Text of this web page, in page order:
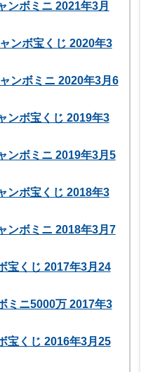
ンボミニ 2021年3月
ンボ宝くじ 2020年3
ンボミニ 2020年3月6
ンボ宝くじ 2019年3
ンボミニ 2019年3月5
ンボ宝くじ 2018年3
ンボミニ 2018年3月7
宝くじ 2017年3月24
ミニ5000万 2017年3
宝くじ 2016年3月25